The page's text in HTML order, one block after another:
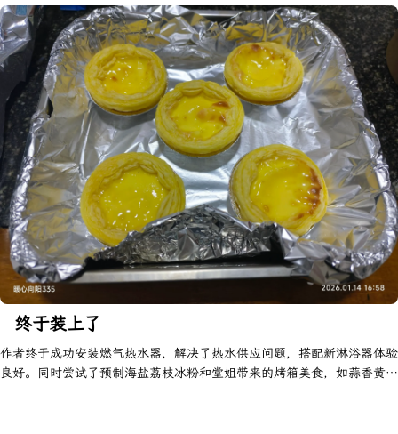
终于装上了
作者终于成功安装燃气热水器，解决了热水供应问题，搭配新淋浴器体验
良好。同时尝试了预制海盐荔枝冰粉和堂姐带来的烤箱美食，如蒜香黄油